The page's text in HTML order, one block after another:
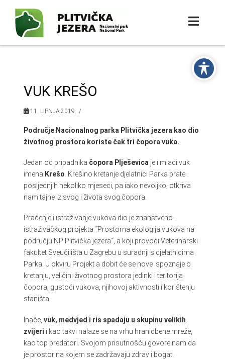
VUK KREŠO
11. LIPNJA 2019.
Područje Nacionalnog parka Plitvička jezera kao dio
životnog prostora koriste čak tri čopora vuka.
Jedan od pripadnika čopora Plješevica je i mladi vuk
imena Krešo . Krešino kretanje djelatnici Parka prate
posljednjih nekoliko mjeseci, pa iako nevoljko, otkriva
nam tajne iz svog i života svog čopora.
Praćenje i istraživanje vukova dio je znanstveno-
istraživačkog projekta ˝Prostorna ekologija vukova na
području NP Plitvička jezera˝, a koji provodi Veterinarski
fakultet Sveučilišta u Zagrebu u suradnji s djelatnicima
Parka. U okviru Projekt a dobit će se nove spoznaje o
kretanju, veličini životnog prostora jedinki i teritorija
čopora, gustoći vukova, njihovoj aktivnosti i korištenju
staništa.
Inače, vuk, medvjed i ris spadaju u skupinu velikih
zvijeri i kao takvi nalaze se na vrhu hranidbene mreže,
kao top predatori. Svojom prisutnošću govore nam da
je prostor na kojem se zadržavaju zdrav i bogat.